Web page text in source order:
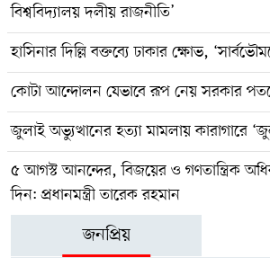
বিশ্ববিদ্যালয় দলীয় রাজনীতি’
হাসিনার দিল্লি বক্তব্যে ঢাকার ক্ষোভ,
কোটা আন্দোলন যেভাবে রূপ নেয় সরকার
জুলাই অভ্যুত্থানের হত্যা মামলায় কারাগারে
৫ আগস্ট আনন্দের, বিজয়ের ও গণতান্ত্রিক
দিন: প্রধানমন্ত্রী তারেক রহমান
জনপ্রিয়